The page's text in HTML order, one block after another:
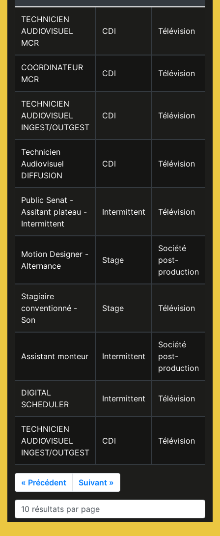
TECHNICIEN
AUDIOVISUEL
MCR
CDI Télévision
COORDINATEUR
MCR
CDI Télévision
TECHNICIEN
AUDIOVISUEL
INGEST/OUTGEST
CDI Télévision
Technicien
Audiovisuel
DIFFUSION
CDI Télévision
Public Senat -
Assitant plateau -
Intermittent
Intermittent Télévision
Motion Designer -
Alternance
Stage
Société
post-
production
Stagiaire
conventionné -
Son
Stage Télévision
Assistant monteur Intermittent
Société
post-
production
DIGITAL
SCHEDULER
Intermittent Télévision
TECHNICIEN
AUDIOVISUEL
INGEST/OUTGEST
CDI Télévision
« Précédent Suivant »